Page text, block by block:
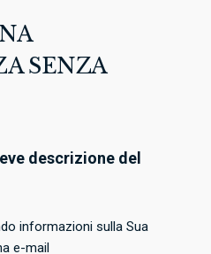
SENZA
descrizione del
informazioni sulla Sua
e-mail